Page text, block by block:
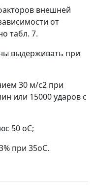
внешней
от
табл. 7.
выдерживать при
30 м/с2 при
или 15000 ударов с
50 оС;
при 35оС.